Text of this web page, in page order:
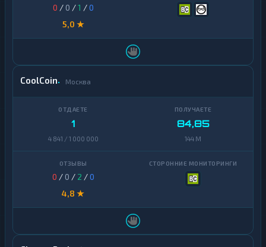
0 / 0 /1 /0
5,0 ★
CoolCoin Москва
1
4 841 / 1 000 000
84,85
144 M
0 / 0 / 2 /0
4,8 ★